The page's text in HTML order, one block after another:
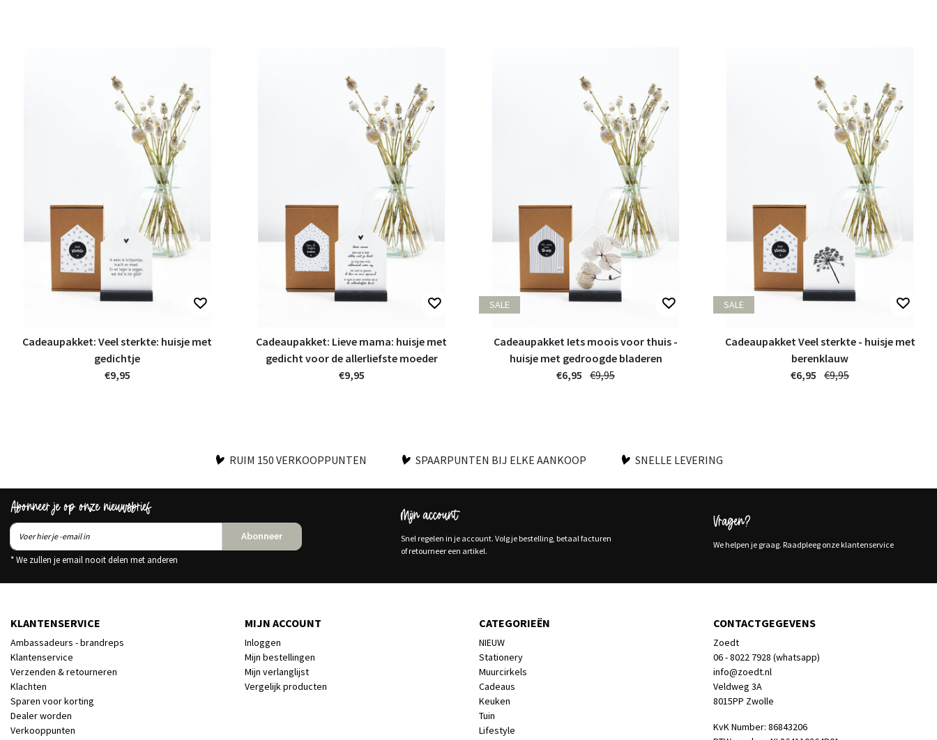
Cadeaupakket: Veel sterkte: huisje met
gedichtje
€9,95
Cadeaupakket: Lieve mama: huisje met
gedicht voor de allerliefste moeder
€9,95
SALE
Cadeaupakket Iets moois voor thuis -
huisje met gedroogde bladeren
€6,95 €9,95
SALE
Cadeaupakket Veel sterkte - huisje met
berenklauw
€6,95 €9,95
RUIM 150 VERKOOPPUNTEN SPAARPUNTEN BIJ ELKE AANKOOP SNELLE LEVERING
Abonneer je op onze nieuwsbrief
Abonneer
* We zullen je email nooit delen met anderen
Mijn account
Snel regelen in je account. Volg je bestelling, betaal facturen
of retourneer een artikel.
Vragen?
We helpen je graag. Raadpleeg onze klantenservice
KLANTENSERVICE
Ambassadeurs - brandreps
Klantenservice
Verzenden & retourneren
Klachten
Sparen voor korting
Dealer worden
Verkooppunten
MIJN ACCOUNT
Inloggen
Mijn bestellingen
Mijn verlanglijst
Vergelijk producten
CATEGORIEËN
NIEUW
Stationery
Muurcirkels
Cadeaus
Keuken
Tuin
Lifestyle
CONTACTGEGEVENS
Zoedt
06 - 8022 7928 (whatsapp)
info@zoedt.nl
Veldweg 3A
8015PP Zwolle
KvK Number: 86843206